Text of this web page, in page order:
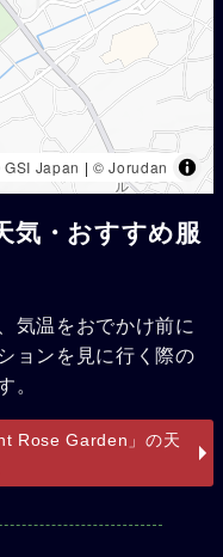
GSI Japan | © Jorudan
気・おすすめ服
気温をおでかけ前に
ョンを見に行く際の
。
Rose Garden」の天